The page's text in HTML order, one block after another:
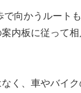
向かうルート
内板に従って
く、車やバイ